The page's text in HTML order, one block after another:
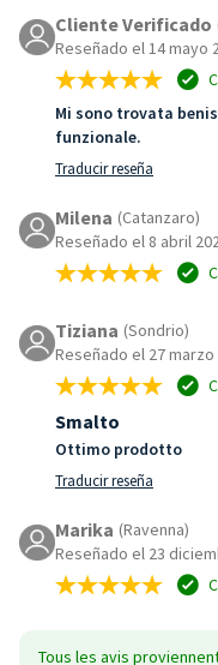
Cliente Verificado
Reseñado el 14 mayo
Mi sono trovata
funzionale.
Traducir reseña
Milena (Catanzaro)
Reseñado el 8 abril
Tiziana (Sondrio)
Reseñado el 27 marzo
Smalto
Ottimo prodotto
Traducir reseña
Marika (Ravenna)
Reseñado el 23
Tous les avis